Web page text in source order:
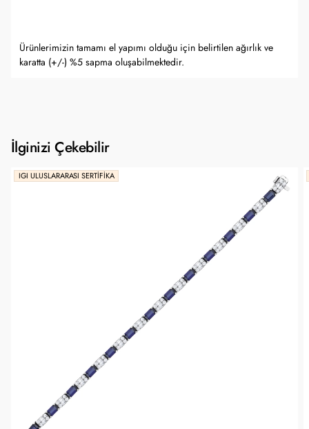
Ürünlerimizin tamamı el yapımı olduğu için belirtilen ağırlık ve
karatta (+/-) %5 sapma oluşabilmektedir.
İlginizi Çekebilir
IGI ULUSLARARASI SERTIFIKA